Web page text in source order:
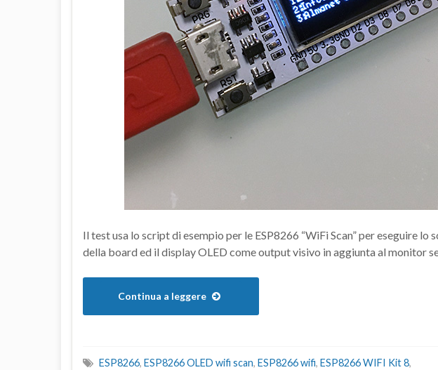
Il test usa lo script di esempio per le ESP8266 “WiFi Scan” per eseguire lo
della board ed il display OLED come output visivo in aggiunta al monitor
Continua a leggere
ESP8266, ESP8266 OLED wifi scan, ESP8266 wifi, ESP8266 WIFI Kit 8,